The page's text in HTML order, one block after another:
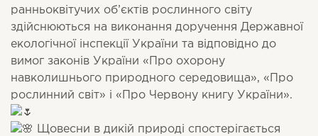
ранньоквітучих об’єктів рослинного світу
здійснюються на виконання доручення Державної
екологічної інспекції України та відповідно до
вимог законів України «Про охорону
навколишнього природного середовища», «Про
рослинний світ» і «Про Червону книгу України».
Щовесни в дикій природі спостерігається